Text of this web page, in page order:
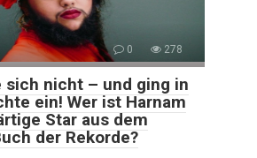
0 278
sich nicht – und ging in
ein! Wer ist Harnam
Star aus dem
der Rekorde?